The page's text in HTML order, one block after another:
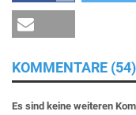
KOMMENTARE (54)
Es sind keine weiteren